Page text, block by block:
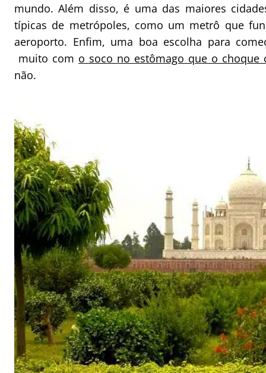
mundo. Além disso, é uma das maiores
típicas de metrópoles, como um metrô que
aeroporto. Enfim, uma boa escolha para
muito com o soco no estômago que o choque
não.